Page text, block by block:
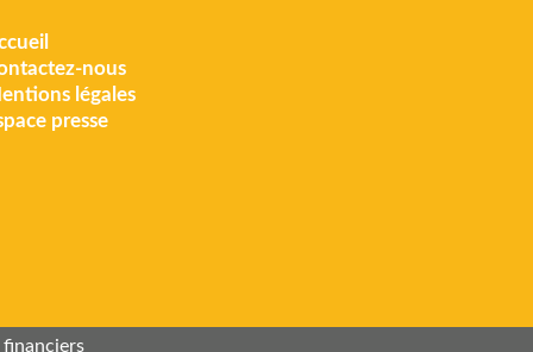
nous
légales
presse